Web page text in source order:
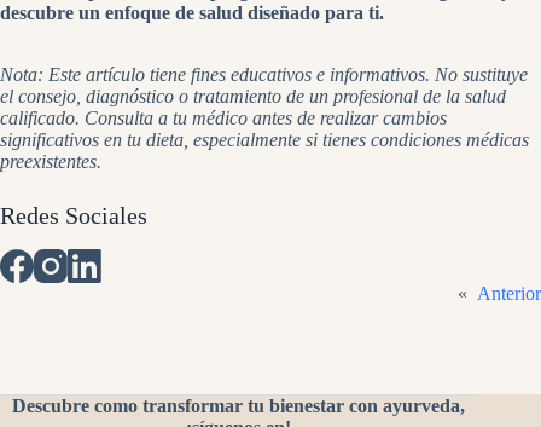
descubre un enfoque de salud diseñado para ti.
Nota: Este artículo tiene fines educativos e informativos. No sustituye
el consejo, diagnóstico o tratamiento de un profesional de la salud
calificado. Consulta a tu médico antes de realizar cambios
significativos en tu dieta, especialmente si tienes condiciones médicas
preexistentes.
Redes Sociales
« Anterior
Descubre como transformar tu bienestar con ayurveda,